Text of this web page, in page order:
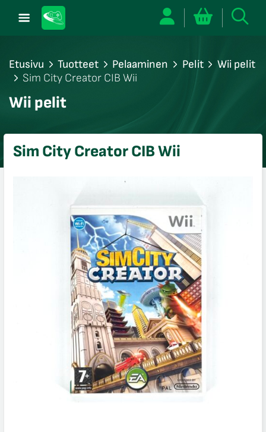
Etusivu Tuotteet Pelaaminen Pelit
Wii pelit
Sim City Creator CIB Wii
Wii pelit
Sim City Creator CIB Wii
sulje
sulje